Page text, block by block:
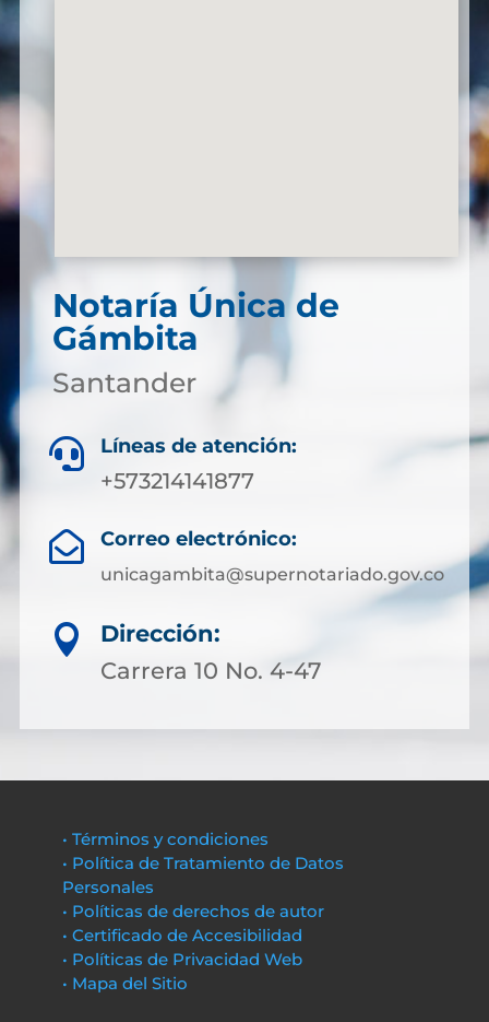
Notaría Única de
Gámbita
Santander
 Líneas de atención:
+573214141877
 Correo electrónico:
unicagambita@supernotariado.gov.co

Dirección:
Carrera 10 No. 4-47
• Términos y condiciones
• Política de Tratamiento de Datos
Personales
• Políticas de derechos de autor
• Certificado de Accesibilidad
• Políticas de Privacidad Web
• Mapa del Sitio